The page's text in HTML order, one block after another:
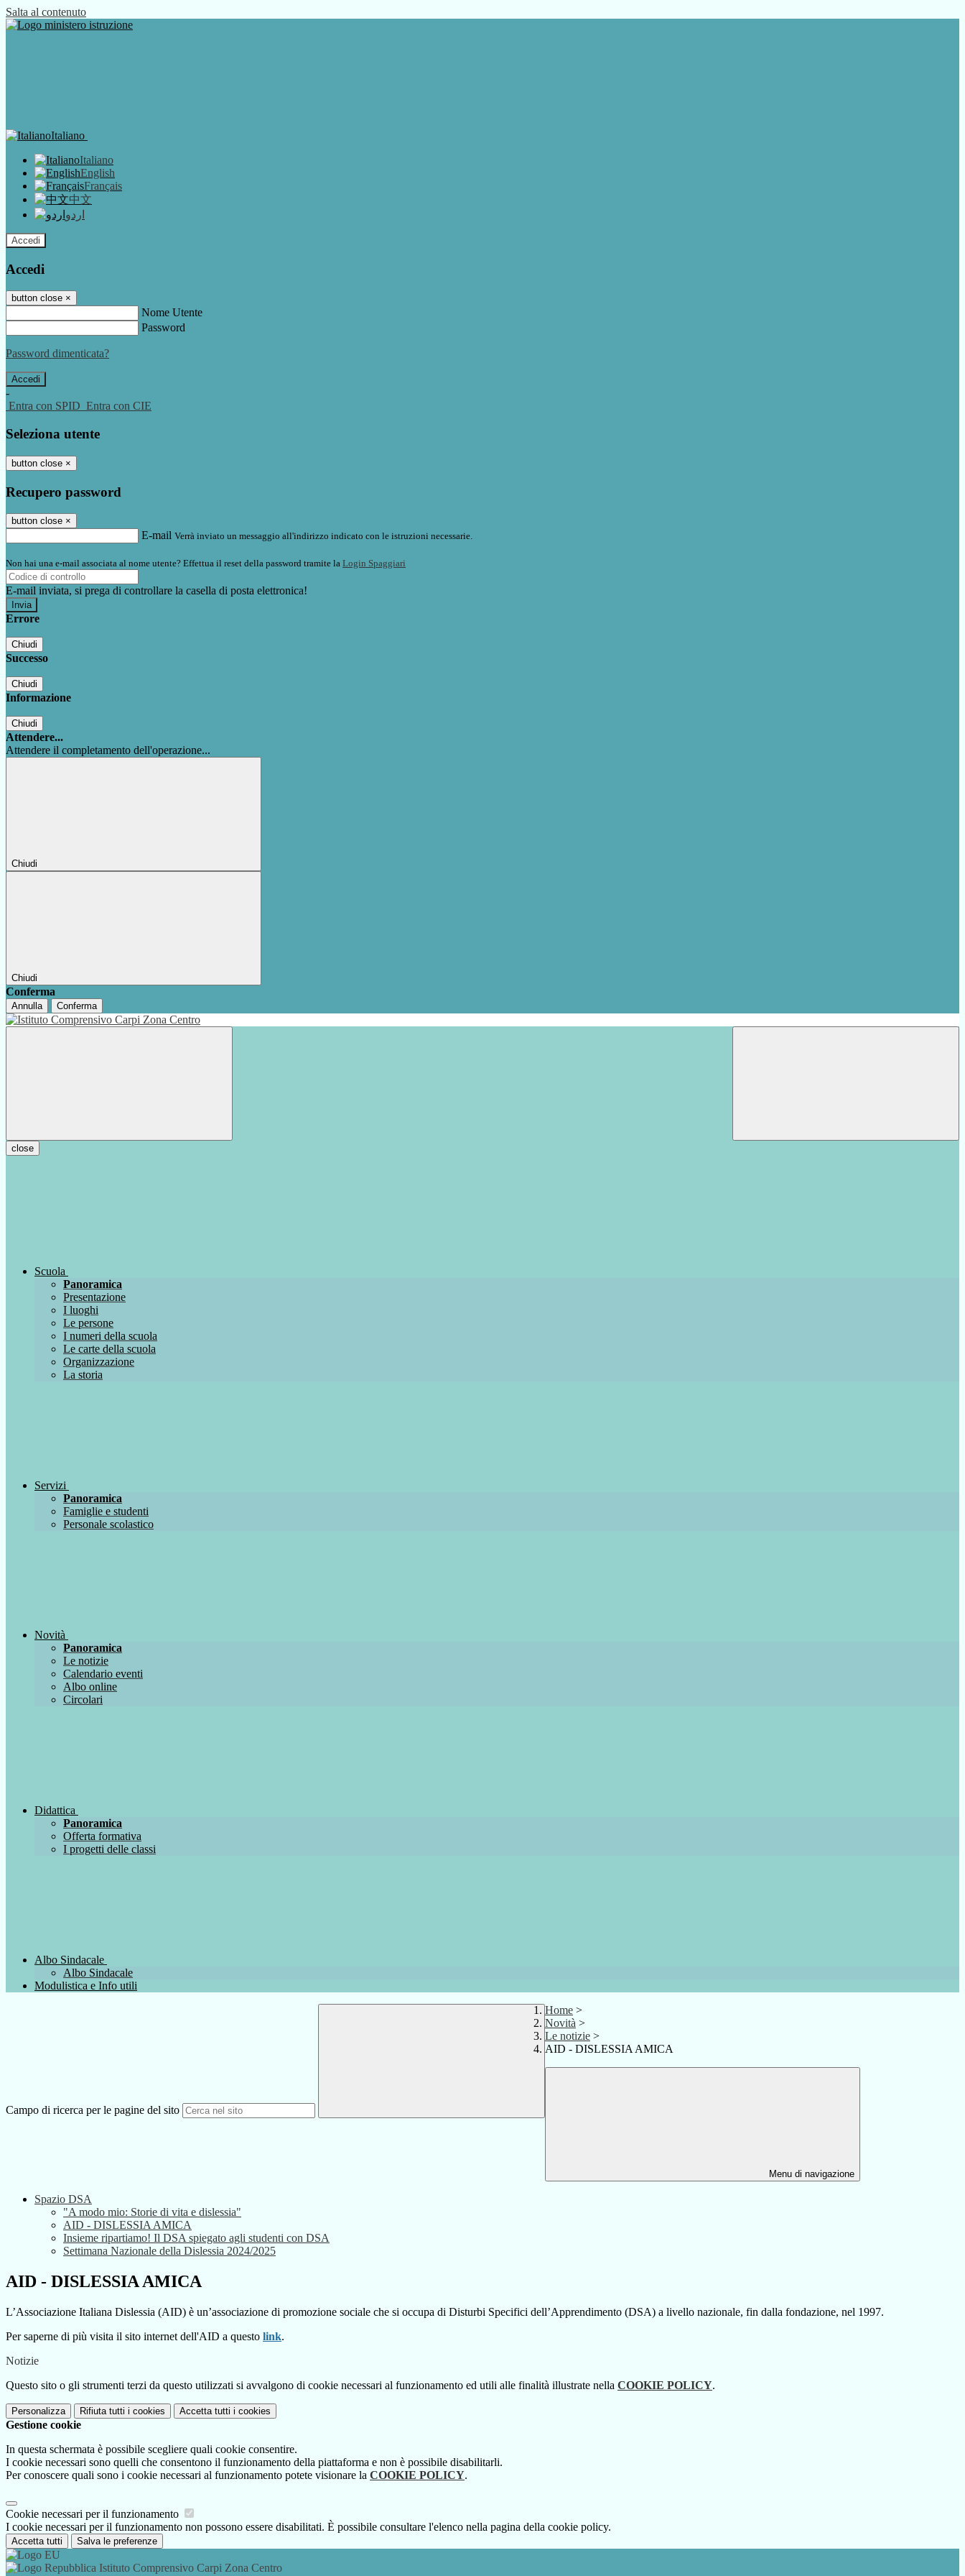
Salta al contenuto
Italiano
Italiano
English
Français
中文
اردو
Accedi
Accedi
button close ×
Nome Utente
Password
Password dimenticata?
-
Entra con SPID Entra con CIE
Seleziona utente
button close ×
Recupero password
button close ×
E-mail Verrà inviato un messaggio all'indirizzo indicato con le istruzioni necessarie.
Non hai una e-mail associata al nome utente? Effettua il reset della password tramite la Login Spaggiari
E-mail inviata, si prega di controllare la casella di posta elettronica!
Errore
Chiudi
Successo
Chiudi
Informazione
Chiudi
Attendere...
Attendere il completamento dell'operazione...
Chiudi
Chiudi
Conferma
Annulla Conferma
close
Scuola
Panoramica
Presentazione
I luoghi
Le persone
I numeri della scuola
Le carte della scuola
Organizzazione
La storia
Servizi
Panoramica
Famiglie e studenti
Personale scolastico
Novità
Panoramica
Le notizie
Calendario eventi
Albo online
Circolari
Didattica
Panoramica
Offerta formativa
I progetti delle classi
Albo Sindacale
Albo Sindacale
Modulistica e Info utili
Campo di ricerca per le pagine del sito
Home >
Novità >
Le notizie >
AID - DISLESSIA AMICA
Menu di navigazione
Spazio DSA
"A modo mio: Storie di vita e dislessia"
AID - DISLESSIA AMICA
Insieme ripartiamo! Il DSA spiegato agli studenti con DSA
Settimana Nazionale della Dislessia 2024/2025
AID - DISLESSIA AMICA
L’Associazione Italiana Dislessia (AID) è un’associazione di promozione sociale che si occupa di Disturbi Specifici dell’Apprendimento (DSA) a livello nazionale, fin dalla fondazione, nel 1997.
Per saperne di più visita il sito internet dell'AID a questo link.
Notizie
Questo sito o gli strumenti terzi da questo utilizzati si avvalgono di cookie necessari al funzionamento ed utili alle finalità illustrate nella COOKIE POLICY.
Personalizza Rifiuta tutti i cookies Accetta tutti i cookies
Gestione cookie
In questa schermata è possibile scegliere quali cookie consentire.
I cookie necessari sono quelli che consentono il funzionamento della piattaforma e non è possibile disabilitarli.
Per conoscere quali sono i cookie necessari al funzionamento potete visionare la COOKIE POLICY.
Cookie necessari per il funzionamento
I cookie necessari per il funzionamento non possono essere disabilitati. È possibile consultare l'elenco nella pagina della cookie policy.
Accetta tutti Salva le preferenze
Istituto Comprensivo Carpi Zona Centro